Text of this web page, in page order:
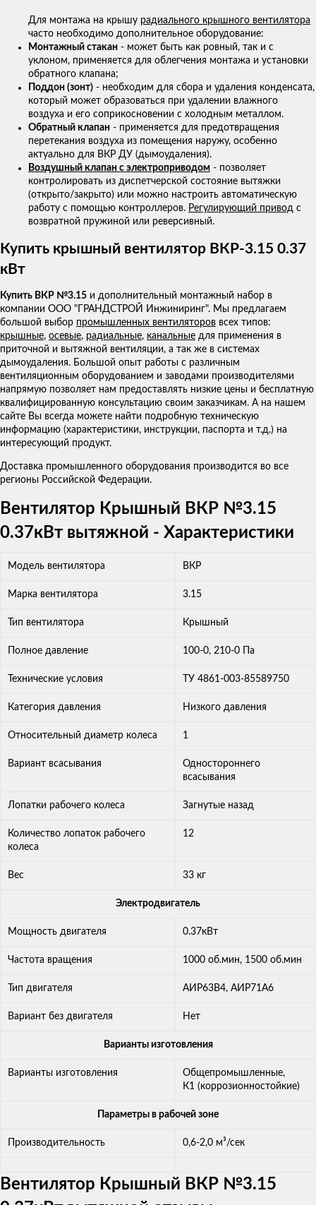
Для монтажа на крышу радиального крышного вентилятора
часто необходимо дополнительное оборудование:
Монтажный стакан - может быть как ровный, так и с
уклоном, применяется для облегчения монтажа и установки
обратного клапана;
Поддон (зонт) - необходим для сбора и удаления конденсата,
который может образоваться при удалении влажного
воздуха и его соприкосновении с холодным металлом.
Обратный клапан - применяется для предотвращения
перетекания воздуха из помещения наружу, особенно
актуально для ВКР ДУ (дымоудаления).
Воздушный клапан с электроприводом - позволяет
контролировать из диспетчерской состояние вытяжки
(открыто/закрыто) или можно настроить автоматическую
работу с помощью контроллеров. Регулирующий привод с
возвратной пружиной или реверсивный.
Купить крышный вентилятор ВКР-3.15 0.37
кВт
Купить ВКР №3.15 и дополнительный монтажный набор в
компании ООО "ГРАНДСТРОЙ Инжиниринг". Мы предлагаем
большой выбор промышленных вентиляторов всех типов:
крышные, осевые, радиальные, канальные для применения в
приточной и вытяжной вентиляции, а так же в системах
дымоудаления. Большой опыт работы с различным
вентиляционным оборудованием и заводами производителями
напрямую позволяет нам предоставлять низкие цены и бесплатную
квалифицированную консультацию своим заказчикам. А на нашем
сайте Вы всегда можете найти подробную техническую
информацию (характеристики, инструкции, паспорта и т.д.) на
интересующий продукт.
Доставка промышленного оборудования производится во все
регионы Российской Федерации.
Вентилятор Крышный ВКР №3.15
0.37кВт вытяжной - Характеристики
Модель вентилятора ВКР
Марка вентилятора 3.15
Тип вентилятора Крышный
Полное давление 100-0, 210-0 Па
Технические условия ТУ 4861-003-85589750
Категория давления Низкого давления
Относительный диаметр колеса 1
Вариант всасывания
Одностороннего
всасывания
Лопатки рабочего колеса Загнутые назад
Количество лопаток рабочего
колеса
12
Вес 33 кг
Электродвигатель
Мощность двигателя 0.37кВт
Частота вращения 1000 об.мин, 1500 об.мин
Тип двигателя АИР63В4, АИР71А6
Вариант без двигателя Нет
Варианты изготовления
Варианты изготовления
Общепромышленные,
К1 (коррозионностойкие)
Параметры в рабочей зоне
Производительность 0,6-2,0 м³/сек
Вентилятор Крышный ВКР №3.15